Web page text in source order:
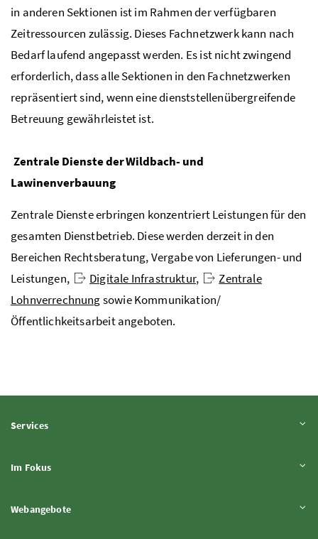
in anderen Sektionen ist im Rahmen der verfügbaren
Zeitressourcen zulässig. Dieses Fachnetzwerk kann nach
Bedarf laufend angepasst werden. Es ist nicht zwingend
erforderlich, dass alle Sektionen in den Fachnetzwerken
repräsentiert sind, wenn eine dienststellenübergreifende
Betreuung gewährleistet ist.
Zentrale Dienste der Wildbach- und
Lawinenverbauung
Zentrale Dienste erbringen konzentriert Leistungen für den
gesamten Dienstbetrieb. Diese werden derzeit in den
Bereichen Rechtsberatung, Vergabe von Lieferungen- und
Leistungen,
Digitale Infrastruktur,
Zentrale
Lohnverrechnungsowie Kommunikation/
Öffentlichkeitsarbeit angeboten.
ServicesInhalt aufklappen
Im FokusInhalt aufklappen
WebangeboteInhalt aufklappen